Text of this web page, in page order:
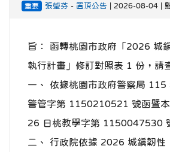
重要 張瑩芬 - 置頂公告 | 2026-08-04 |
旨： 函轉桃園市政府「2026 城
執行計畫」修訂對照表 1 份，請
一、 依據桃園市政府警察局
警管字第 1150210521 號函暨
26 日桃教學字第 1150047530
二、 行政院依據 2026 城鎮韌性